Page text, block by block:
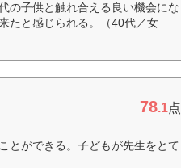
の子供と触れ合える良い機会にな
たと感じられる。（40代／女
78.1点
とができる。子どもが先生をとて